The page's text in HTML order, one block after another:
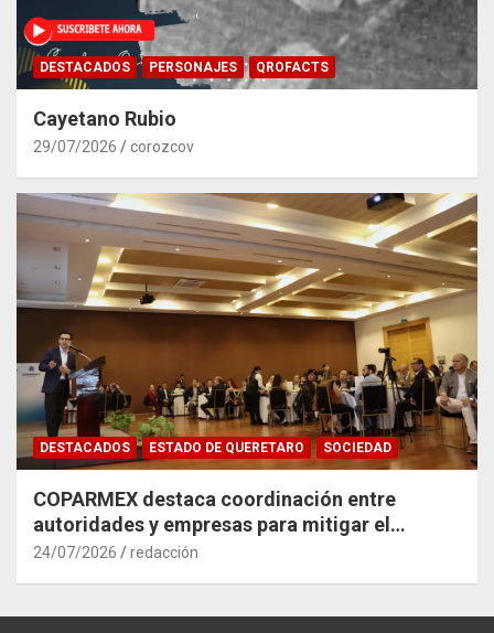
DESTACADOS PERSONAJES QROFACTS
Cayetano Rubio
29/07/2026 corozcov
DESTACADOS ESTADO DE QUERETARO SOCIEDAD
COPARMEX destaca coordinación entre
autoridades y empresas para mitigar el
impacto del Tren México–Querétaro
24/07/2026 redacción